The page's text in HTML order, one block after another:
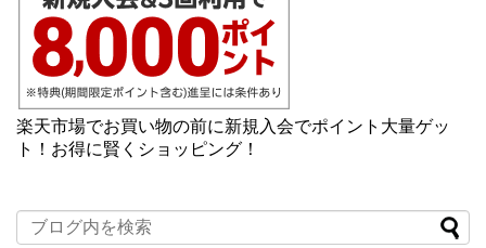
楽天市場でお買い物の前に新規入会でポイント大量ゲッ
ト！お得に賢くショッピング！